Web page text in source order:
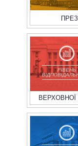
РІВЕНЬ
ВЕРХОВНОЇ